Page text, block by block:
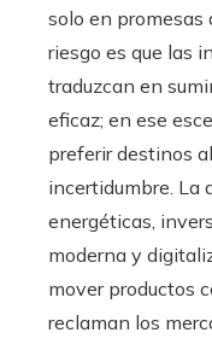
solo en promesas
riesgo es que las
traduzcan en
eficaz; en ese
preferir destinos
incertidumbre. La
energéticas,
moderna y
mover productos
reclaman los